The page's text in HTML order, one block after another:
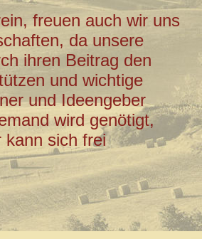
freuen auch wir uns
da unsere
ihren Beitrag den
und wichtige
und Ideengeber
wird genötigt,
kann sich frei